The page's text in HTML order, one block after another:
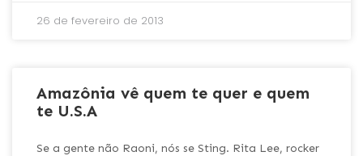
26 de fevereiro de 2013
Amazônia vê quem te quer e quem
te U.S.A
Se a gente não Raoni, nós se Sting. Rita Lee, rocker